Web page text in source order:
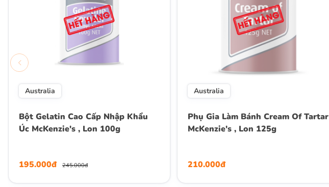
Australia
Bột Gelatin Cao Cấp Nhập Khẩu
Úc McKenzie's , Lon 100g
195.000đ 245.000đ
Australia
Phụ Gia Làm Bánh Cream Of Tartar
McKenzie's , Lon 125g
210.000đ